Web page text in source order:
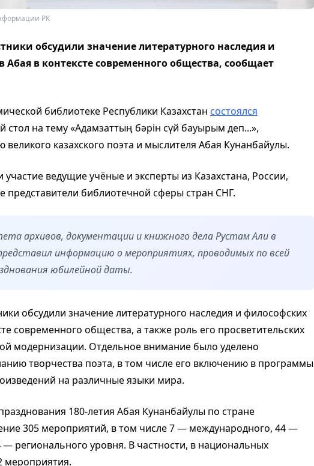
РК
обсудили значение литературного наследия и
Абая в контексте современного общества, сообщает
библиотеке Республики Казахстан состоялся
на тему «Адамзаттың бәрін сүй бауырым деп...»,
казахского поэта и мыслителя Абая Кунанбайулы.
ведущие учёные и эксперты из Казахстана, России,
представители библиотечной сферы стран СНГ.
архивов, документации и книжного дела Рустам Али в
информацию о мероприятиях, проводимых по всей
юбилейной даты.
обсудили значение литературного наследия и философских
современного общества, а также роль его просветительских
модернизации. Отдельное внимание было уделено
творчества поэта, в том числе его включению в программы
на различные языки мира.
180-летия Абая Кунанбайулы по стране
305 мероприятий, в том числе 7 — международного, 44 —
— регионального уровня. В частности, в национальных
мероприятия.